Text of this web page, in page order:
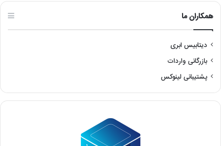
همکاران ما
دیتابیس ابری
بازرگانی واردات
پشتیبانی لینوکس